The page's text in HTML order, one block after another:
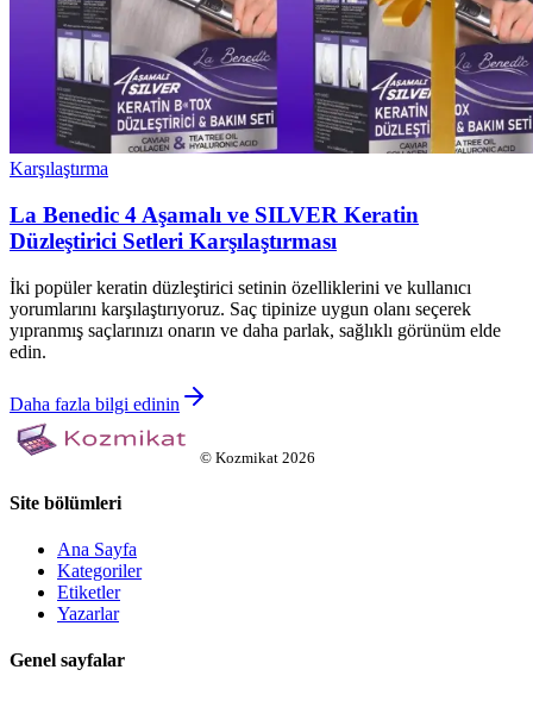
Karşılaştırma
La Benedic 4 Aşamalı ve SILVER Keratin
Düzleştirici Setleri Karşılaştırması
İki popüler keratin düzleştirici setinin özelliklerini ve kullanıcı
yorumlarını karşılaştırıyoruz. Saç tipinize uygun olanı seçerek
yıpranmış saçlarınızı onarın ve daha parlak, sağlıklı görünüm elde
edin.
Daha fazla bilgi edinin
© Kozmikat 2026
Site bölümleri
Ana Sayfa
Kategoriler
Etiketler
Yazarlar
Genel sayfalar